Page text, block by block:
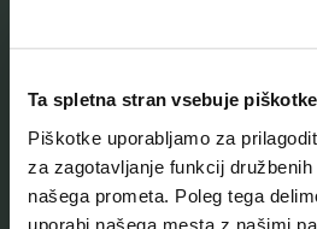
Ta spletna stran vsebuje piškotke
Piškotke uporabljamo za
za zagotavljanje funkcij
našega prometa. Poleg tega
uporabi našega mesta z našimi
O muzeju
Naše zbirke
Aktualno